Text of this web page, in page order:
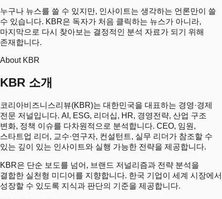
누구나 뉴스를 쓸 수 있지만, 인사이트는 생각하는 언론만이 쓸
수 있습니다. KBR은 독자가 처음 클릭하는 뉴스가 아니라,
마지막으로 다시 찾아보는 결정적인 분석 자료가 되기 위해
존재합니다.
About KBR
KBR 소개
코리아비즈니스리뷰(KBR)는 대한민국을 대표하는 경영·경제
전문 저널입니다. AI, ESG, 리더십, HR, 경영전략, 산업 구조
변화, 정책 이슈를 다차원적으로 분석합니다. CEO, 임원,
스타트업 리더, 교수·연구자, 컨설턴트, 실무 리더가 참조할 수
있는 깊이 있는 인사이트와 실행 가능한 전략을 제공합니다.
KBR은 단순 보도를 넘어, 브랜드 저널리즘과 전략 분석을
결합한 실천형 미디어를 지향합니다. 한국 기업이 세계 시장에서
성장할 수 있도록 지식과 판단의 기준을 제공합니다.